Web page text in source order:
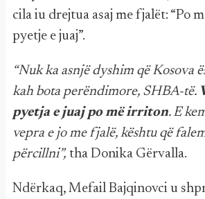
cila iu drejtua asaj me fjalët: “Po
pyetje e juaj”.
“Nuk ka asnjë dyshim që Kosova
kah bota perëndimore, SHBA-të.
pyetja e juaj po më irriton. E
vepra e jo me fjalë, kështu që
përcillni”, tha Donika Gërvalla.
Ndërkaq, Mefail Bajqinovci u